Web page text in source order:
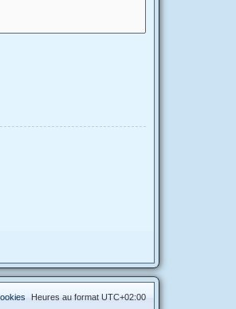
Heures au format UTC+02:00